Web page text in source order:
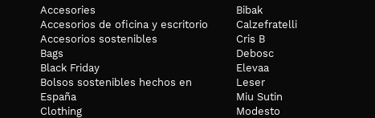
Accesories
Accesorios de oficina y escritorio
Accesorios sostenibles
Bags
Black Friday
Bolsos sostenibles hechos en
España
Clothing
Bibak
Calzefratelli
Cris B
Debosc
Elevaa
Leser
Miu Sutin
Modesto